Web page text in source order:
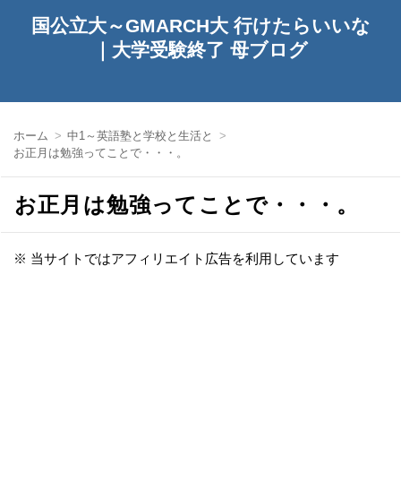
国公立大～GMARCH大 行けたらいいな
｜大学受験終了 母ブログ
ホーム
中1～英語塾と学校と生活と
お正月は勉強ってことで・・・。
お正月は勉強ってことで・・・。
※ 当サイトではアフィリエイト広告を利用しています